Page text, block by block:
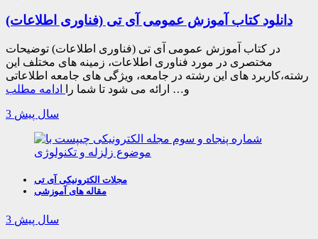
دانلود کتاب آموزش عمومی آی تی (فناوری اطلاعات)
در کتاب آموزش عمومی آی تی (فناوری اطلاعات) توضیحات
مختصری در مورد فناوری اطلاعات، زمینه های مختلف این
رشته،کاربرد های این رشته در جامعه، ویژگی های جامعه اطلاعاتی
و… ارائه می شود تا شما را
ادامه مطلب
3 سال پیش
مجلات الکترونیکی آی تی
مقاله های آموزشی
3 سال پیش